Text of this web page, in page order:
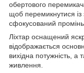
обертового
щоб перемикнутися із
сфокусований
Ліхтар оснащений
відображається
вихідна потужність, а
живлення.